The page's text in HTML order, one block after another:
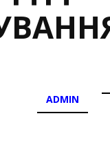
ADMIN